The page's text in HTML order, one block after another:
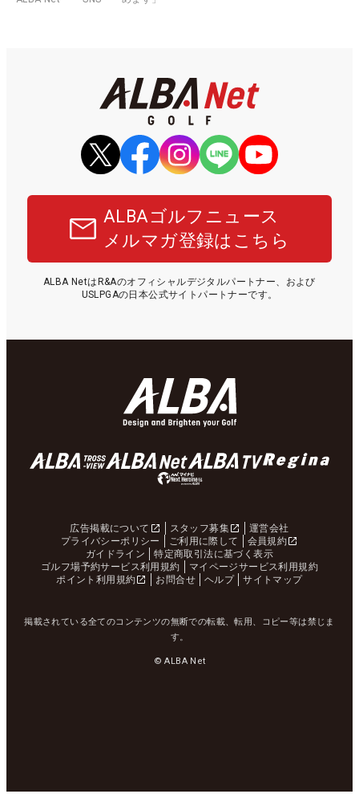
ALBAゴルフニュース
メルマガ登録はこちら
ALBA NetはR&Aのオフィシャルデジタルパートナー、および
USLPGAの日本公式サイトパートナーです。
広告掲載について スタッフ募集
運営会社
プライバシーポリシー
ご利用に際して
会員規約
ガイドライン
特定商取引法に基づく表示
ゴルフ場予約サービス利用規約
マイページサービス利用規約
ポイント利用規約
お問合せ ヘルプ サイトマップ
掲載されている全てのコンテンツの無断での転載、転用、コピー等は禁じま
す。
© ALBA Net